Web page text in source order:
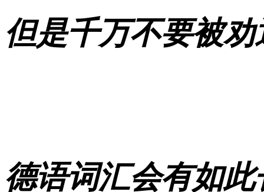
但是千万不要被
德语词汇会有如